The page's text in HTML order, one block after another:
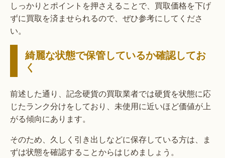
しっかりとポイントを押さえることで、買取価格を下げ
ずに買取を済ませられるので、ぜひ参考にしてくださ
い。
綺麗な状態で保管しているか確認してお
く
前述した通り、記念硬貨の買取業者では硬貨を状態に応
じたランク分けをしており、未使用に近いほど価値が上
がる傾向にあります。
そのため、久しく引き出しなどに保存している方は、ま
ずは状態を確認することからはじめましょう。